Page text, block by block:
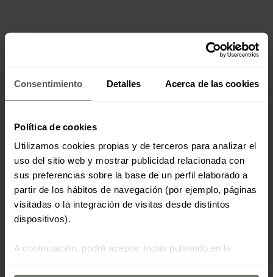
Consentimiento Detalles Acerca de las cookies
Política de cookies
Utilizamos cookies propias y de terceros para analizar el
uso del sitio web y mostrar publicidad relacionada con
sus preferencias sobre la base de un perfil elaborado a
partir de los hábitos de navegación (por ejemplo, páginas
visitadas o la integración de visitas desde distintos
dispositivos).
A continuación, podrá aceptar todas pulsando en la